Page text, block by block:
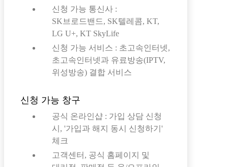
신청 가능 통신사 :
SK브로드밴드, SK텔레콤, KT,
LG U+, KT SkyLife
신청 가능 서비스 : 초고속인터넷,
초고속인터넷과 유료방송(IPTV,
위성방송) 결합 서비스
신청 가능 창구
공식 온라인샵 : 가입 상담 신청
시, '가입과 해지 동시 신청하기'
체크
고객센터, 공식 홈페이지 및